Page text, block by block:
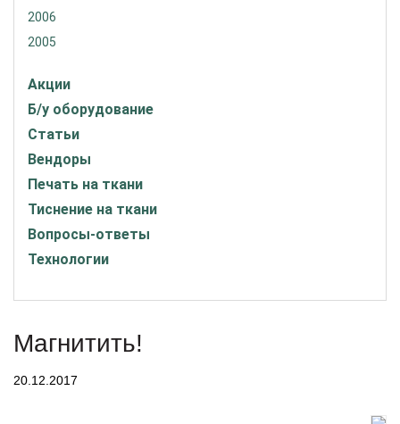
2006
2005
Акции
Б/у оборудование
Статьи
Вендоры
Печать на ткани
Тиснение на ткани
Вопросы-ответы
Технологии
Магнитить!
20.12.2017